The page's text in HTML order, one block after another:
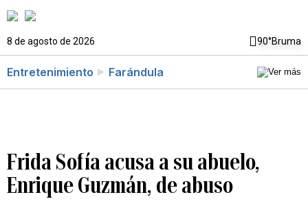
8 de agosto de 2026 90°Bruma
Entretenimiento Farándula
Frida Sofía acusa a su abuelo,
Enrique Guzmán, de abuso